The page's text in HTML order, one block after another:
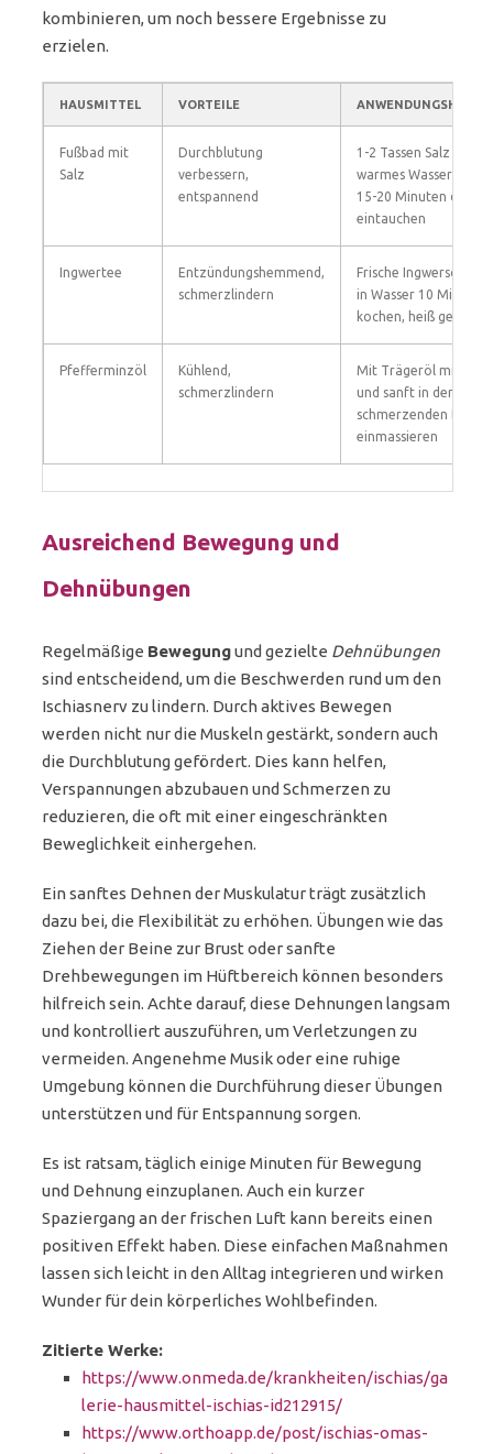
kombinieren, um noch bessere Ergebnisse zu
erzielen.
HAUSMITTEL VORTEILE
Fußbad mit
Salz
Durchblutung
verbessern,
entspannend
1-2 Tassen Salz in
warmes Wasser
15-20 Minuten die
eintauchen
Ingwertee
Entzündungshemmend,
schmerzlindern
Frische
in Wasser 10 Minuten
kochen, heiß
Pfefferminzöl
Kühlend,
schmerzlindern
Mit Trägeröl mischen
und sanft in den
schmerzenden
einmassieren
Ausreichend Bewegung und
Dehnübungen
Regelmäßige Bewegungund gezielte Dehnübungen
sind entscheidend, um die Beschwerden rund um den
Ischiasnerv zu lindern. Durch aktives Bewegen
werden nicht nur die Muskeln gestärkt, sondern auch
die Durchblutung gefördert. Dies kann helfen,
Verspannungen abzubauen und Schmerzen zu
reduzieren, die oft mit einer eingeschränkten
Beweglichkeit einhergehen.
Ein sanftes Dehnen der Muskulatur trägt zusätzlich
dazu bei, die Flexibilität zu erhöhen. Übungen wie das
Ziehen der Beine zur Brust oder sanfte
Drehbewegungen im Hüftbereich können besonders
hilfreich sein. Achte darauf, diese Dehnungen langsam
und kontrolliert auszuführen, um Verletzungen zu
vermeiden. Angenehme Musik oder eine ruhige
Umgebung können die Durchführung dieser Übungen
unterstützen und für Entspannung sorgen.
Es ist ratsam, täglich einige Minuten für Bewegung
und Dehnung einzuplanen. Auch ein kurzer
Spaziergang an der frischen Luft kann bereits einen
positiven Effekt haben. Diese einfachen Maßnahmen
lassen sich leicht in den Alltag integrieren und wirken
Wunder für dein körperliches Wohlbefinden.
Zitierte Werke:
https://www.onmeda.de/krankheiten/ischias/ga
lerie-hausmittel-ischias-id212915/
https://www.orthoapp.de/post/ischias-omas-